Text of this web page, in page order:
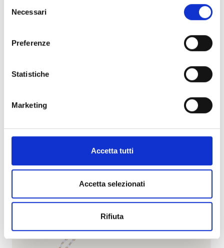
delNecessari
Preferenze
Statistiche
Marketing
Accetta tutti
Accetta selezionati
Rifiuta